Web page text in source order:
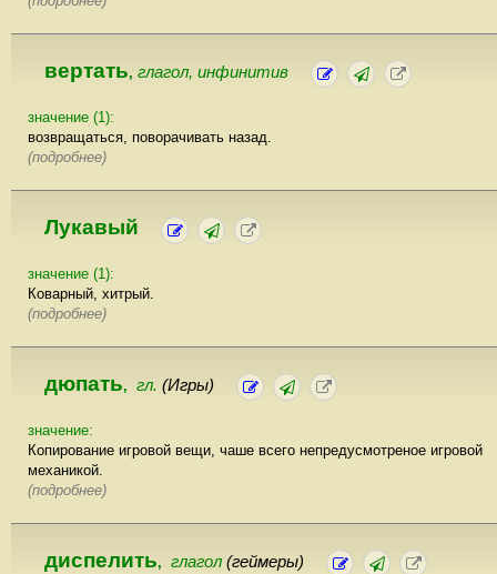
вертать, глагол, инфинитив
значение (1):
возвращаться, поворачивать назад.
(подробнее)
Лукавый
значение (1):
Коварный, хитрый.
(подробнее)
дюпать, гл. (Игры)
значение:
Копирование игровой вещи, чаше всего непредусмотреное игровой
механикой.
(подробнее)
диспелить, глагол (геймеры)